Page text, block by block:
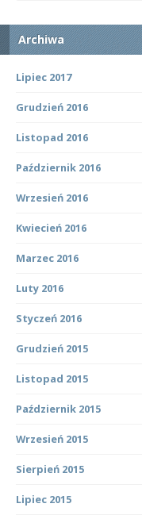
Archiwa
Lipiec 2017
Grudzień 2016
Listopad 2016
Październik 2016
Wrzesień 2016
Kwiecień 2016
Marzec 2016
Luty 2016
Styczeń 2016
Grudzień 2015
Listopad 2015
Październik 2015
Wrzesień 2015
Sierpień 2015
Lipiec 2015